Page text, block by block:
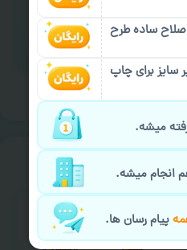
سفارش گیری
ساده طرح
سایز برای چاپ
میشه.
انجام میشه.
پیام رسان ها.